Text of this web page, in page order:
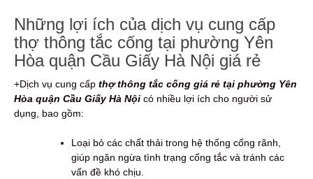
Những lợi ích của dịch vụ cung cấp
thợ thông tắc cống tại phường Yên
Hòa quận Cầu Giấy Hà Nội giá rẻ
+Dịch vụ cung cấp thợ thông tắc cống giá rẻ tại phường Yên
Hòa quận Cầu Giấy Hà Nội có nhiều lợi ích cho người sử
dụng, bao gồm:
Loại bỏ các chất thải trong hệ thống cống rãnh,
giúp ngăn ngừa tình trạng cống tắc và tránh các
vấn đề khó chịu.